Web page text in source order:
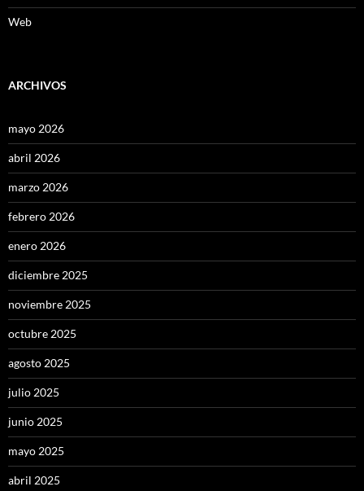
Web
ARCHIVOS
mayo 2026
abril 2026
marzo 2026
febrero 2026
enero 2026
diciembre 2025
noviembre 2025
octubre 2025
agosto 2025
julio 2025
junio 2025
mayo 2025
abril 2025